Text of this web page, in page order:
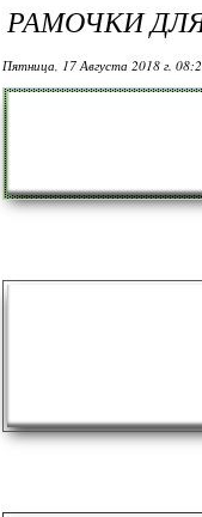
РАМОЧКИ
Пятница, 17 Августа 2018 г.